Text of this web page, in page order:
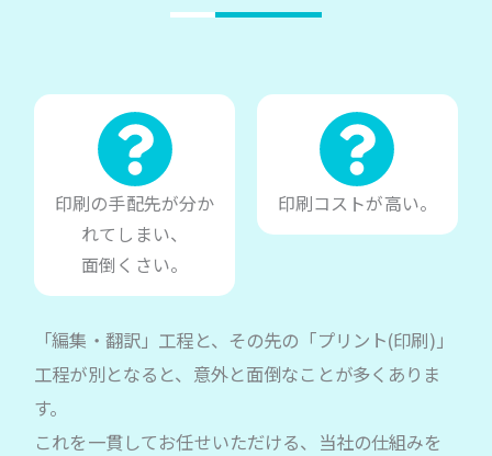
印刷の手配先が分か
れてしまい、
面倒くさい。
印刷コストが高い。
「編集・翻訳」工程と、その先の「プリント(印刷)」
工程が別となると、意外と面倒なことが多くありま
す。
これを一貫してお任せいただける、当社の仕組みを